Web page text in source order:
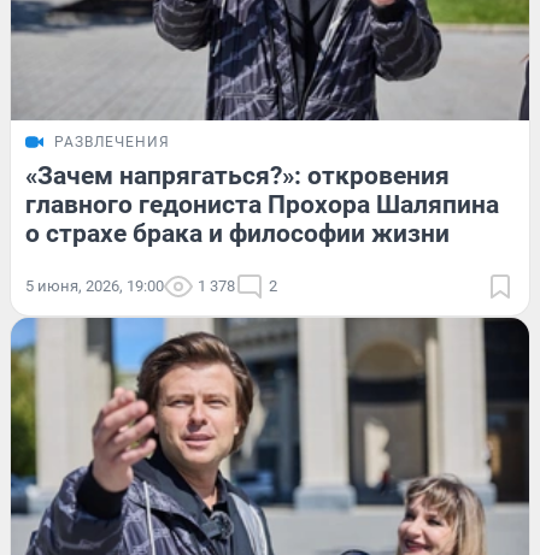
РАЗВЛЕЧЕНИЯ
«Зачем напрягаться?»: откровения
главного гедониста Прохора Шаляпина
о страхе брака и философии жизни
5 июня, 2026, 19:00 1 378 2